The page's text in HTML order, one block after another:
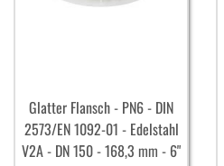
Glatter Flansch - PN6 - DIN
2573/EN 1092-01 - Edelstahl
V2A - DN 150 - 168,3 mm - 6"